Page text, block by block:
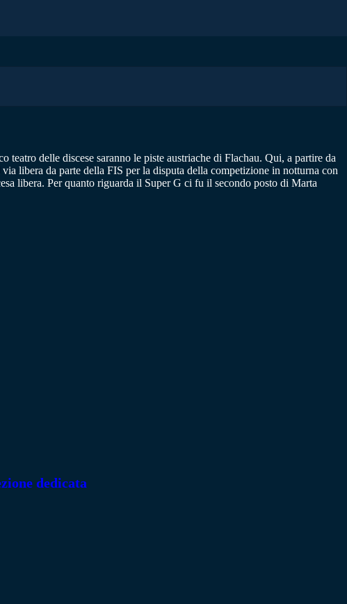
delle discese saranno le piste austriache di Flachau. Qui, a partire da
libera da parte della FIS per la disputa della competizione in notturna con
libera. Per quanto riguarda il Super G ci fu il secondo posto di Marta
dedicata